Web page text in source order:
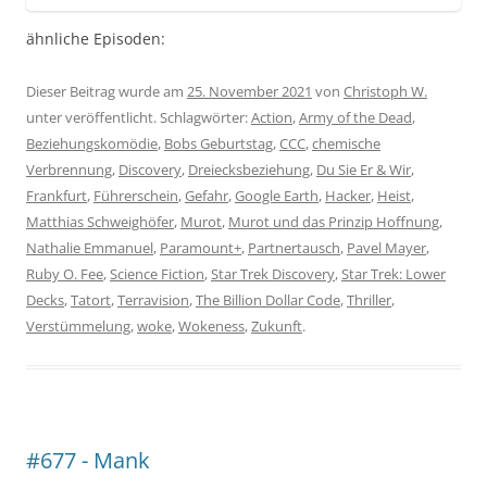
ähnliche Episoden:
Dieser Beitrag wurde am 25. November 2021 von Christoph W.
unter veröffentlicht. Schlagwörter:Action,Army of the Dead,
Beziehungskomödie, Bobs Geburtstag,CCC,chemische
Verbrennung, Discovery, Dreiecksbeziehung, Du Sie Er & Wir,
Frankfurt, Führerschein,Gefahr,Google Earth, Hacker, Heist,
Matthias Schweighöfer, Murot, Murot und das Prinzip Hoffnung,
Nathalie Emmanuel, Paramount+, Partnertausch, Pavel Mayer,
Ruby O. Fee,Science Fiction,Star Trek Discovery,Star Trek: Lower
Decks,Tatort,Terravision,The Billion Dollar Code,Thriller,
Verstümmelung,woke,Wokeness,Zukunft.
#677 - Mank